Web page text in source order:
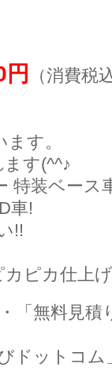
（消費税
す。
す(^^♪
特装ベース
車!
!!
ピカ仕上
「無料見積
ドットコ